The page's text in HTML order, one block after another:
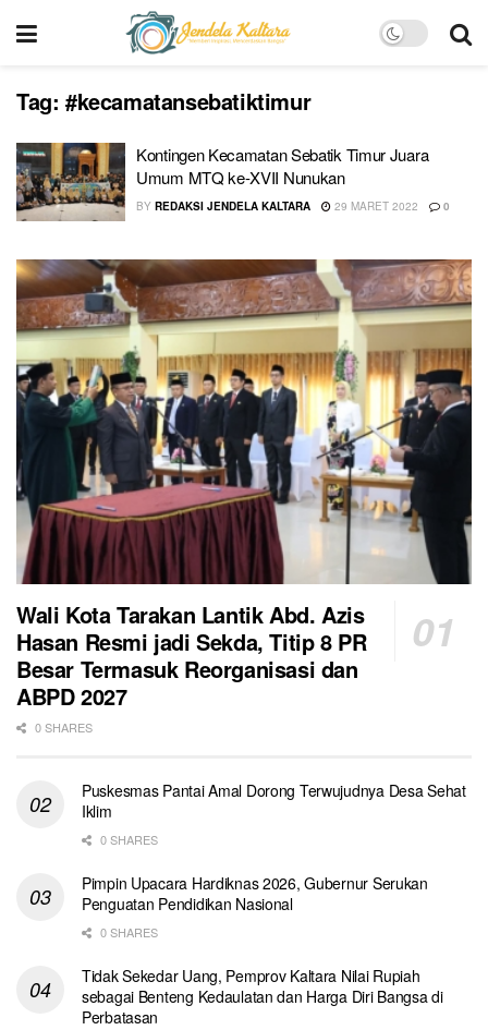
Tag: #kecamatansebatiktimur
Kontingen Kecamatan Sebatik Timur Juara
Umum MTQ ke-XVII Nunukan
BY REDAKSI JENDELA KALTARA 29 MARET 2022 0
Wali Kota Tarakan Lantik Abd. Azis
Hasan Resmi jadi Sekda, Titip 8 PR
Besar Termasuk Reorganisasi dan
ABPD 2027
0 SHARES
Puskesmas Pantai Amal Dorong Terwujudnya Desa Sehat
Iklim
0 SHARES
Pimpin Upacara Hardiknas 2026, Gubernur Serukan
Penguatan Pendidikan Nasional
0 SHARES
Tidak Sekedar Uang, Pemprov Kaltara Nilai Rupiah
sebagai Benteng Kedaulatan dan Harga Diri Bangsa di
Perbatasan